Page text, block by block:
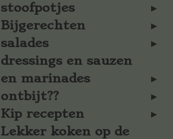
stoofpotjes
Bijgerechten
salades
dressings en sauzen
en marinades
ontbijt??
Kip recepten
Lekker koken op de